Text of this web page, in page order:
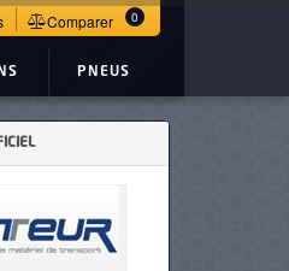
Comparer 0
PNEUS